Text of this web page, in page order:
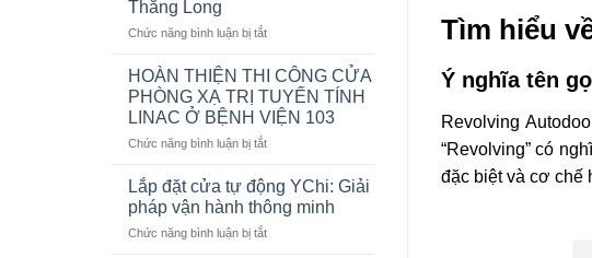
SẢNH
ĐỘNG
CHO
TẬP
ĐOÀN
LUXSHARE
Thăng Long
Chức năng bình luận bị tắtở
Án
Lắp
Đặt
Cửa
Sảnh
Động
Cho
Showroom
Lexus
HOÀN THIỆN THI CÔNG CỬA
PHÒNG XẠ TRỊ TUYẾN TÍNH
LINAC Ở BỆNH VIỆN 103
Chức năng bình luận bị tắtở
THIỆN
THI
CÔNG
CỬA
Lắp đặt cửa tự động YChi: Giải
pháp vận hành thông minh
Chức năng bình luận bị tắtở
Tìm hiểu
Ý nghĩa tên
Revolving
“Revolving” có
đặc biệt và cơ chế